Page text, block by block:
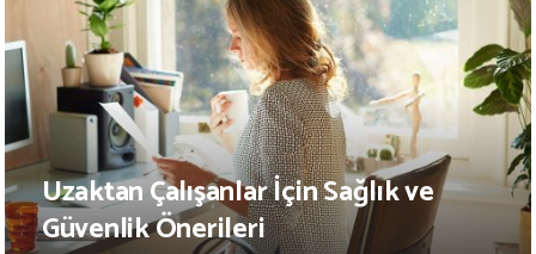
Uzaktan Çalışanlar İçin Sağlık ve
Güvenlik Önerileri